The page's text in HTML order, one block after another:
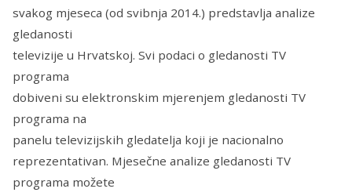
svakog mjeseca (od svibnja 2014.) predstavlja analize
gledanosti
televizije u Hrvatskoj. Svi podaci o gledanosti TV
programa
dobiveni su elektronskim mjerenjem gledanosti TV
programa na
panelu televizijskih gledatelja koji je nacionalno
reprezentativan. Mjesečne analize gledanosti TV
programa možete